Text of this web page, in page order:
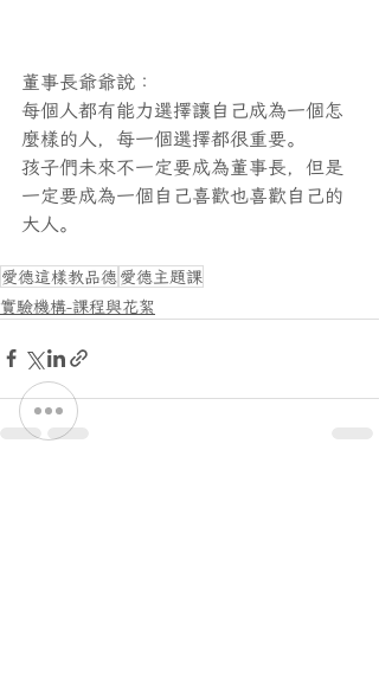
董事長爺爺說：
每個人都有能力選擇讓自己成為一個怎
麼樣的人，每一個選擇都很重要。
孩子們未來不一定要成為董事長，但是
一定要成為一個自己喜歡也喜歡自己的
大人。
愛德這樣教品德愛德主題課
實驗機構-課程與花絮